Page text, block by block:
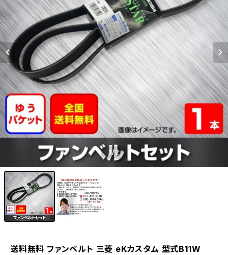
1/2
送料無料 ファンベルト 三菱 eKカスタム 型式B11W